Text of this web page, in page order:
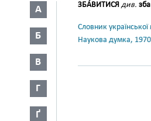
А
Б
В
Г
Ґ
ЗБА́ВИТИСЯ див.
Словник
Наукова думка,